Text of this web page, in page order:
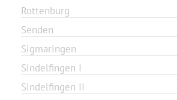
Rottenburg
Senden
Sigmaringen
Sindelfingen I
Sindelfingen II